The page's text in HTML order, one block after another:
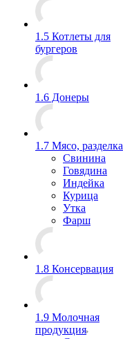
1.5 Котлеты для
бургеров
1.6 Донеры
1.7 Мясо, разделка
Свинина
Говядина
Индейка
Курица
Утка
Фарш
1.8 Консервация
1.9 Молочная
продукция